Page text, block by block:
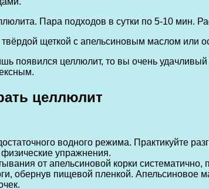
Пара подходов в сутки по 5-10 мин.
щеткой с апельсиновым маслом или
появился целлюлит, то вы очень
целлюлит
водного режима. Практикуйте
упражнения.
от апельсиновой корки
обернув пищевой пленкой. Апельсиновое